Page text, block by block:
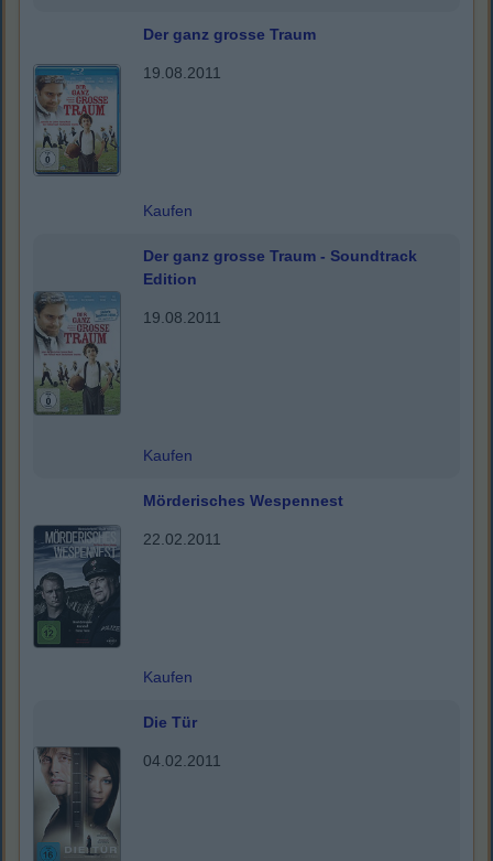
Der ganz grosse Traum
19.08.2011
Kaufen
Der ganz grosse Traum - Soundtrack
Edition
19.08.2011
Kaufen
Mörderisches Wespennest
22.02.2011
Kaufen
Die Tür
04.02.2011